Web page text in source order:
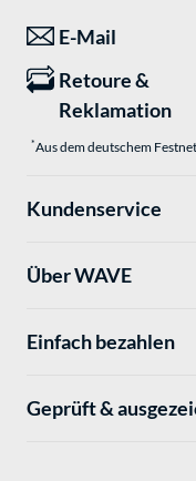
E-Mail
Retoure &
Reklamation
*Aus dem deutschem
Kundenservice
Über WAVE
Einfach bezahlen
Geprüft &